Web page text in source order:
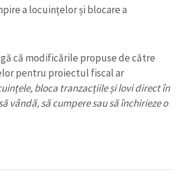
a locuințelor și blocare a
că modificările propuse de către
pentru proiectul fiscal ar
bloca tranzacțiile și lovi direct în
vândă, să cumpere sau să închirieze o